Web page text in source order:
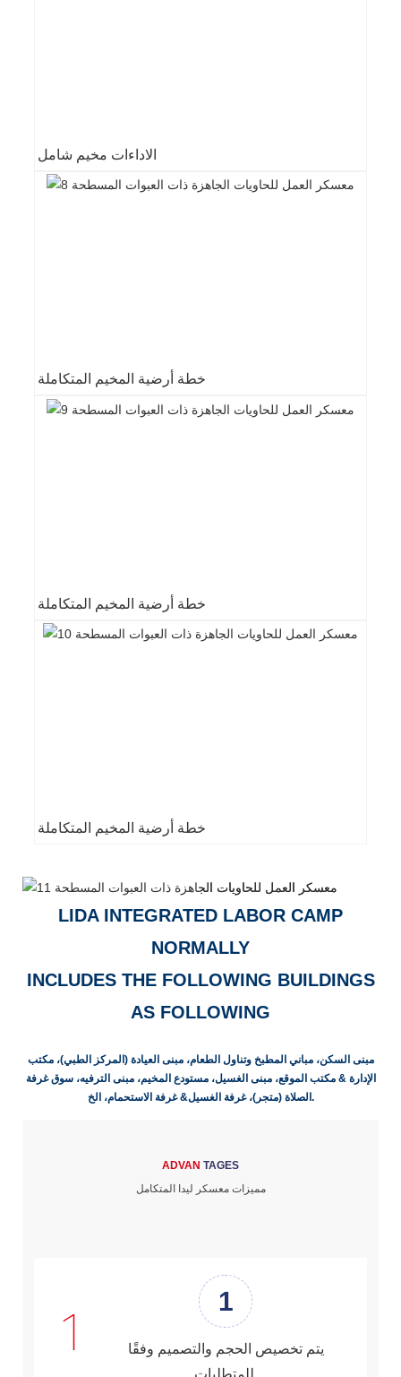
الاداءات مخيم شامل
خطة أرضية المخيم المتكاملة
خطة أرضية المخيم المتكاملة
خطة أرضية المخيم المتكاملة
LIDA INTEGRATED LABOR CAMP
NORMALLY
INCLUDES THE FOLLOWING BUILDINGS
AS FOLLOWING
مبنى السكن، مباني المطبخ وتناول الطعام، مبنى العيادة (المركز الطبي)، مكتب
الإدارة & مكتب الموقع، مبنى الغسيل، مستودع المخيم، مبنى الترفيه، سوق غرفة
الصلاة (متجر)، غرفة الغسيل& غرفة الاستحمام، الخ.
ADVAN TAGES
مميزات معسكر ليدا المتكامل
1
يتم تخصيص الحجم والتصميم وفقًا